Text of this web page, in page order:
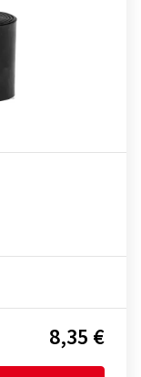
8,35 €